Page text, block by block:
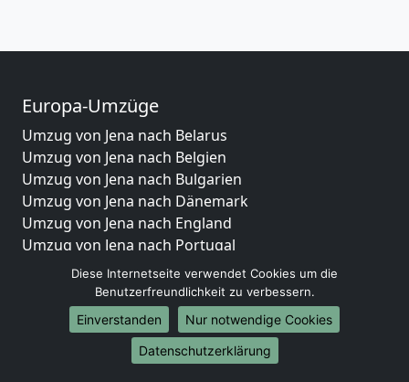
Europa-Umzüge
Umzug von Jena nach Belarus
Umzug von Jena nach Belgien
Umzug von Jena nach Bulgarien
Umzug von Jena nach Dänemark
Umzug von Jena nach England
Umzug von Jena nach Portugal
Umzug von Jena nach Bosnien und Herzegowina
Umzug von Jena nach Irland
Umzug von Jena nach Lettland
Umzug von Jena nach Zypern
Umzug von Jena nach Kroatien
Diese Internetseite verwendet Cookies um die
Benutzerfreundlichkeit zu verbessern.
Einverstanden
Nur notwendige Cookies
Datenschutzerklärung